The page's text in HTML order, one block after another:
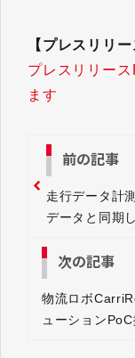
【プレスリリー
プレスリリー
ます
前の記事
走行データ計
データと同期
次の記事
物流ロボ
ューション